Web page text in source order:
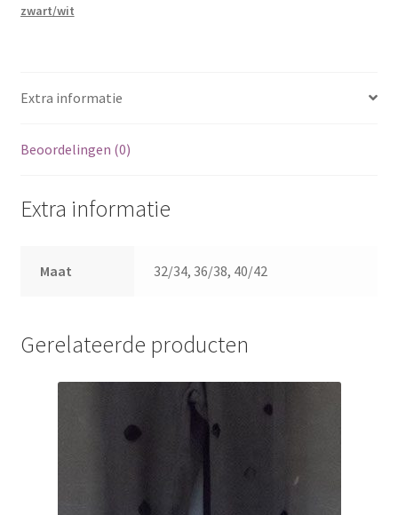
zwart/wit
Extra informatie
Beoordelingen (0)
Extra informatie
Maat 32/34, 36/38, 40/42
Gerelateerde producten